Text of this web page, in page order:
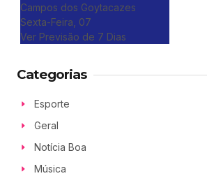
Campos dos Goytacazes
Sexta-Feira, 07
Ver Previsão de 7 Dias
Categorias
Esporte
Geral
Notícia Boa
Música